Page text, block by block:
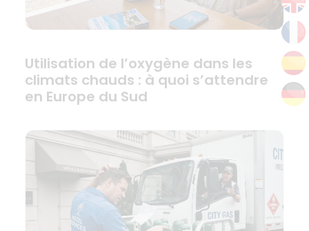
Utilisation de l’oxygène dans les
climats chauds : à quoi s’attendre
en Europe du Sud